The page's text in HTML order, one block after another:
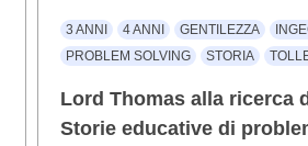
3 ANNI 4 ANNI GENTILEZZA
PROBLEM SOLVING
STORIA
Lord Thomas alla ricerca
Storie educative di